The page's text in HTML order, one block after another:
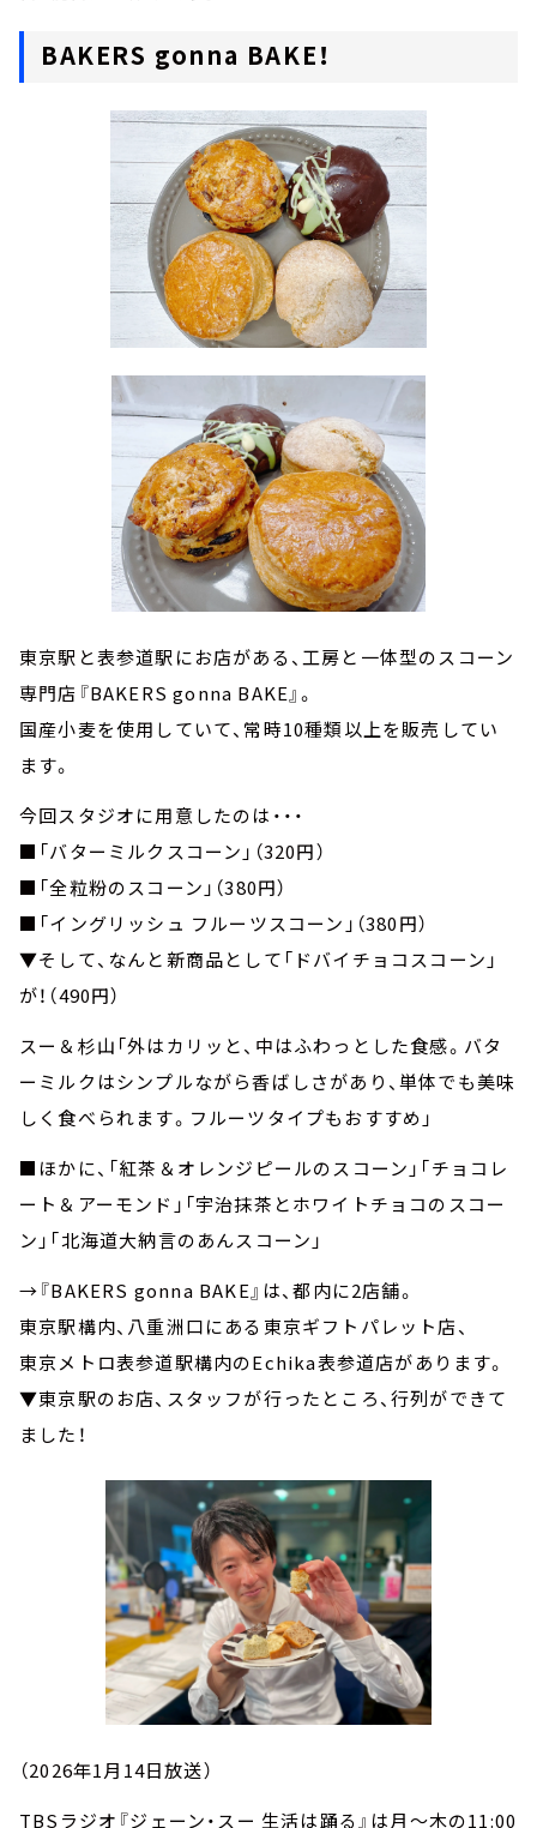
BAKERS gonna BAKE！
東京駅と表参道駅にお店がある、工房と一体型のスコーン
専門店『BAKERS gonna BAKE』。
国産小麦を使用していて、常時10種類以上を販売してい
ます。
今回スタジオに用意したのは・・・
■「バターミルクスコーン」（320円）
■「全粒粉のスコーン」（380円）
■「イングリッシュ フルーツスコーン」（380円）
▼そして、なんと新商品として「ドバイチョコスコーン」
が！（490円）
スー＆杉山「外はカリッと、中はふわっとした食感。バタ
ーミルクはシンプルながら香ばしさがあり、単体でも美味
しく食べられます。フルーツタイプもおすすめ」
■ほかに、「紅茶＆オレンジピールのスコーン」「チョコレ
ート＆アーモンド」「宇治抹茶とホワイトチョコのスコー
ン」「北海道大納言のあんスコーン」
→『BAKERS gonna BAKE』は、都内に2店舗。
東京駅構内、八重洲口にある東京ギフトパレット店、
東京メトロ表参道駅構内のEchika表参道店があります。
▼東京駅のお店、スタッフが行ったところ、行列ができて
ました！
（2026年1月14日放送）
TBSラジオ『ジェーン・スー 生活は踊る』は月～木の11:00